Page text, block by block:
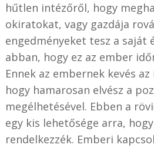
hűtlen intézőről, hogy
okiratokat, vagy gazdája
engedményeket tesz a saját
abban, hogy ez az ember
Ennek az embernek kevés
hogy hamarosan elvész a
megélhetésével. Ebben a
egy kis lehetősége arra,
rendelkezzék. Emberi